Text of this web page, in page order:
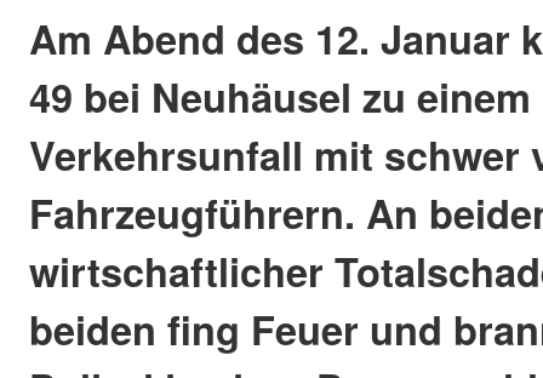
Am Abend des 12. Januar
49 bei Neuhäusel zu
Verkehrsunfall mit schwer
Fahrzeugführern. An
wirtschaftlicher
beiden fing Feuer und